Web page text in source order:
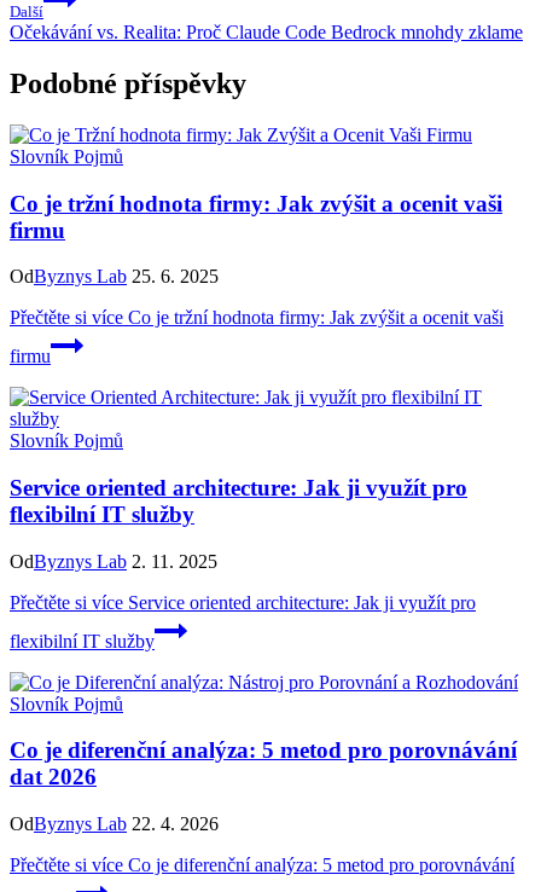
Další
Očekávání vs. Realita: Proč Claude Code Bedrock mnohdy zklame
Podobné příspěvky
Slovník Pojmů
Co je tržní hodnota firmy: Jak zvýšit a ocenit vaši
firmu
OdByznys Lab 25. 6. 2025
Přečtěte si více Co je tržní hodnota firmy: Jak zvýšit a ocenit vaši
firmu
Slovník Pojmů
Service oriented architecture: Jak ji využít pro
flexibilní IT služby
OdByznys Lab 2. 11. 2025
Přečtěte si více Service oriented architecture: Jak ji využít pro
flexibilní IT služby
Slovník Pojmů
Co je diferenční analýza: 5 metod pro porovnávání
dat 2026
OdByznys Lab 22. 4. 2026
Přečtěte si více Co je diferenční analýza: 5 metod pro porovnávání